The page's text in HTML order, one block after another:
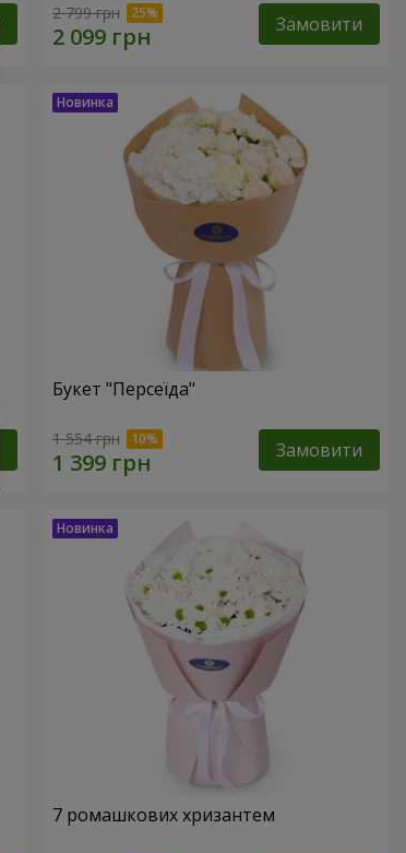
2 799 грн Замовити
Букет "Персеїда"
1 554 грн Замовити
7 ромашкових хризантем